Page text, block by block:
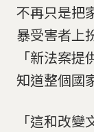
不再只是把
暴受害者上
「新法案
知道整個國
「這和改